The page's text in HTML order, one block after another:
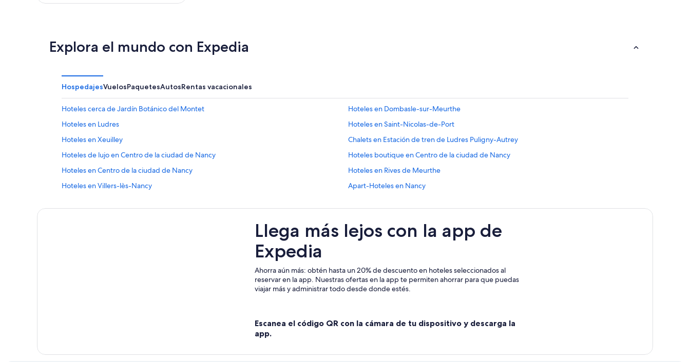
Explora el mundo con Expedia
HospedajesVuelosPaquetesAutosRentas vacacionales
Hoteles cerca de Jardín Botánico del Montet
Hoteles en Dombasle-sur-Meurthe
Hoteles en Ludres
Hoteles en Saint-Nicolas-de-Port
Hoteles en Xeuilley
Chalets en Estación de tren de Ludres Puligny-Autrey
Hoteles de lujo en Centro de la ciudad de Nancy
Hoteles boutique en Centro de la ciudad de Nancy
Hoteles en Centro de la ciudad de Nancy
Hoteles en Rives de Meurthe
Hoteles en Villers-lès-Nancy
Apart-Hoteles en Nancy
Apart-Hoteles en Nancy
Hoteles boutique en Nancy
Hoteles con bar en Nancy
Hoteles gay friendly en Nancy
Hoteles en Nancy
Residencias en Nancy
Llega más lejos con la app de
Expedia
Ahorra aún más: obtén hasta un 20% de descuento en hoteles seleccionados al
reservar en la app. Nuestras ofertas en la app te permiten ahorrar para que puedas
viajar más y administrar todo desde donde estés.
Escanea el código QR con la cámara de tu dispositivo y descarga la
app.